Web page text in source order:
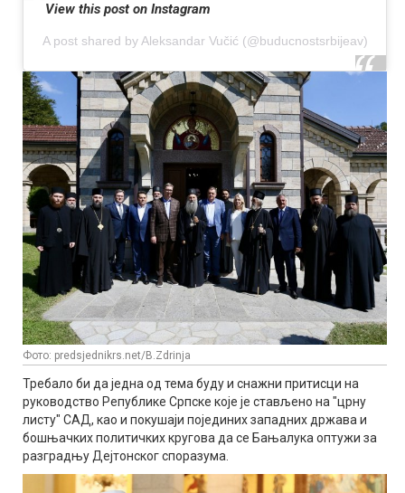
View this post on Instagram
A post shared by Aleksandar Vučić (@buducnostsrbijeav)
Фото: predsjednikrs.net/B.Zdrinja
Требало би да једна од тема буду и снажни притисци на
руководство Републике Српске које је стављено на "црну
листу" САД, као и покушаји појединих западних држава и
бошњачких политичких кругова да се Бањалука оптужи за
разградњу Дејтонског споразума.